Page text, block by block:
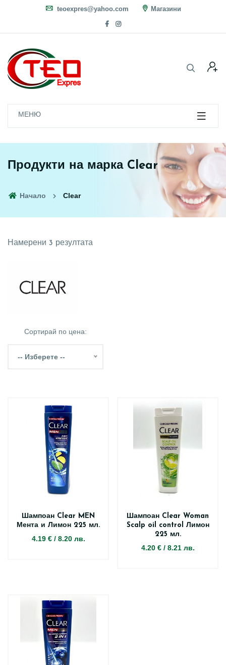
teoexpres@yahoo.com Магазини
МЕНЮ
Продукти на марка Clear
Начало Clear
Намерени 3 резултата
Сортирай по цена:
-- Изберете --
Шампоан Clear MEN
Мента и Лимон 225 мл.
4.19 €/ 8.20 лв.
Шампоан Clear Woman
Scalp oil control Лимон
225 мл.
4.20 €/ 8.21 лв.